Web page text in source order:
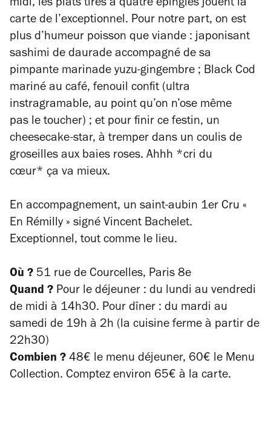
midi, les plats tirés à quatre épingles jouent la
carte de l’exceptionnel. Pour notre part, on est
plus d’humeur poisson que viande : japonisant
sashimi de daurade accompagné de sa
pimpante marinade yuzu-gingembre ; Black Cod
mariné au café, fenouil confit (ultra
instragramable, au point qu’on n’ose même
pas le toucher) ; et pour finir ce festin, un
cheesecake-star, à tremper dans un coulis de
groseilles aux baies roses. Ahhh *cri du
cœur* ça va mieux.
En accompagnement, un saint-aubin 1er Cru «
En Rémilly » signé Vincent Bachelet.
Exceptionnel, tout comme le lieu.
Où ? 51 rue de Courcelles, Paris 8e
Quand ? Pour le déjeuner : du lundi au vendredi
de midi à 14h30. Pour dîner : du mardi au
samedi de 19h à 2h (la cuisine ferme à partir de
22h30)
Combien ? 48€ le menu déjeuner, 60€ le Menu
Collection. Comptez environ 65€ à la carte.